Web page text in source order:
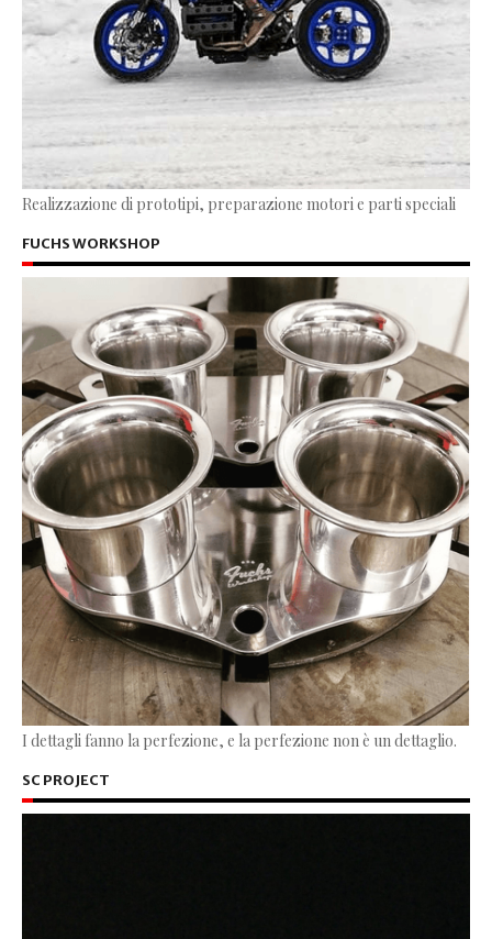
Realizzazione di prototipi, preparazione motori e parti speciali
FUCHS WORKSHOP
I dettagli fanno la perfezione, e la perfezione non è un dettaglio.
SC PROJECT